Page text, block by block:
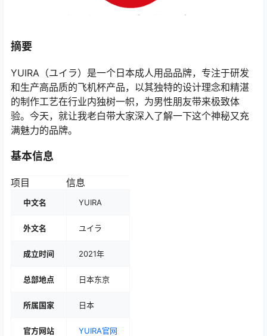
摘要
YUIRA（ユイラ）是一个日本成人用品品牌，专注于研发
和生产高品质的飞机杯产品，以其独特的设计理念和精湛
的制作工艺在行业内独树一帜，为男性朋友带来极致体
验。今天，就让我老白带大家深入了解一下这个神秘又充
满魅力的品牌。
基本信息
项目 信息
中文名 YUIRA
外文名 ユイラ
成立时间 2021年
总部地点 日本东京
所属国家 日本
官方网站 YUIRA官网